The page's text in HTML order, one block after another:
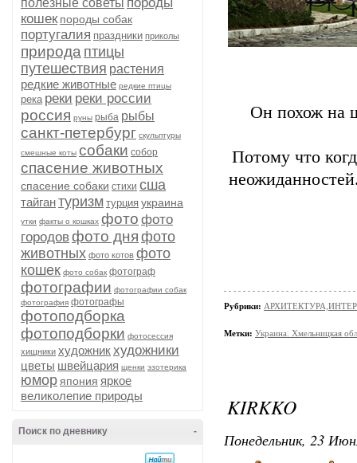
полезные советы
кошек породы собак
португалия праздники приколы
природа птицы
путешествия растения
редкие животные редкие птицы
река реки реки россии
россия руны рыба рыбы
санкт-петербург скульптуры
смешные коты собаки собор
спасение животных
спасение собаки стихи сша
тайгантуризм турция украина
утки факты о кошках фото фото
городовфото дня фото
животных фото котов фото
кошек фото собак фотограф
фотографии фотографии собак
фотография фотографы
фотоподборка
фотоподборки фотосессия
хищники художникхудожники
цветы швейцария щенки эзотерика
юмор япония яркое
великолепие природы
-
Поиск по дневнику
Он похож на
Потому что
Рубрики:
Метки: Украина. Хмельницкая
KIRKKO
Понедельник, 23